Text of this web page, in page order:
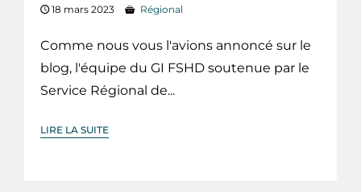
18 mars 2023 Régional
Comme nous vous l'avions annoncé sur le
blog, l'équipe du GI FSHD soutenue par le
Service Régional de...
LIRE LA SUITE